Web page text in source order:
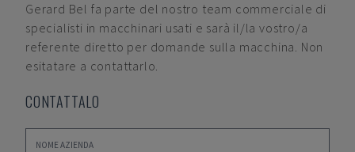
Gerard Bel fa parte del nostro team commerciale di
specialisti in macchinari usati e sarà il/la vostro/a
referente diretto per domande sulla macchina. Non
esitatare a contattarlo.
CONTATTALO